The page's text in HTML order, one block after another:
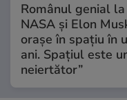
Românul genial
NASA și Elon
orașe în spațiu în
ani. Spațiul este
neiertător”